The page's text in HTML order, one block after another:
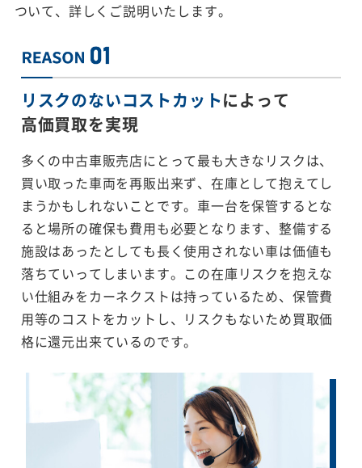
ついて、詳しくご説明いたします。
リスクのないコストカットによって
高価買取を実現
多くの中古車販売店にとって最も大きなリスクは、
買い取った車両を再販出来ず、在庫として抱えてし
まうかもしれないことです。車一台を保管するとな
ると場所の確保も費用も必要となります、整備する
施設はあったとしても長く使用されない車は価値も
落ちていってしまいます。この在庫リスクを抱えな
い仕組みをカーネクストは持っているため、保管費
用等のコストをカットし、リスクもないため買取価
格に還元出来ているのです。